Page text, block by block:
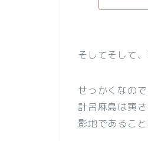
そしてそして
せっかくなの
計呂麻島は寅
影地であるこ